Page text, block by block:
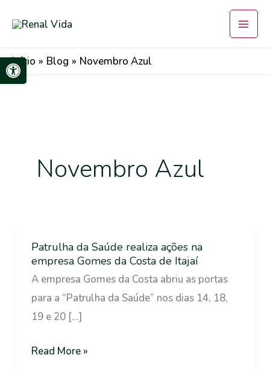
Abrir a barra de ferramentas
para
o
conteúdo
Início Blog Novembro Azul
Novembro Azul
Patrulha da Saúde realiza ações na
empresa Gomes da Costa de Itajaí
A empresa Gomes da Costa abriu as portas
para a “Patrulha da Saúde” nos dias 14, 18,
19 e 20 […]
Patrulha
da
Saúde
realiza
ações
Read More »